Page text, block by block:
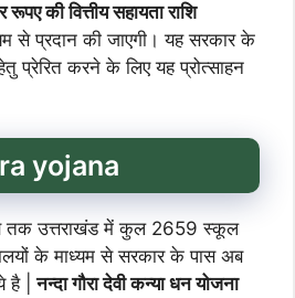
की वित्तीय सहायता राशि
से प्रदान की जाएगी। यह सरकार के
हेतु प्रेरित करने के लिए यह प्रोत्साहन
yojana
तक उत्तराखंड में कुल 2659 स्कूल
के माध्यम से सरकार के पास अब
|
नन्दा गौरा देवी कन्या धन योजना